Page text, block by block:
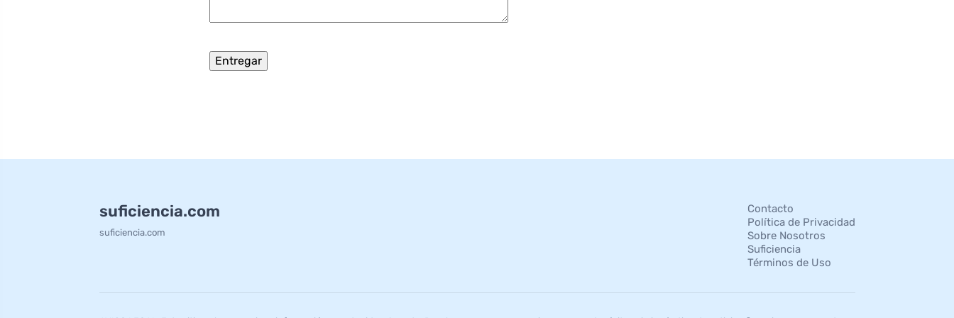
suficiencia.com
suficiencia.com
Contacto
Política de Privacidad
Sobre Nosotros
Suficiencia
Términos de Uso